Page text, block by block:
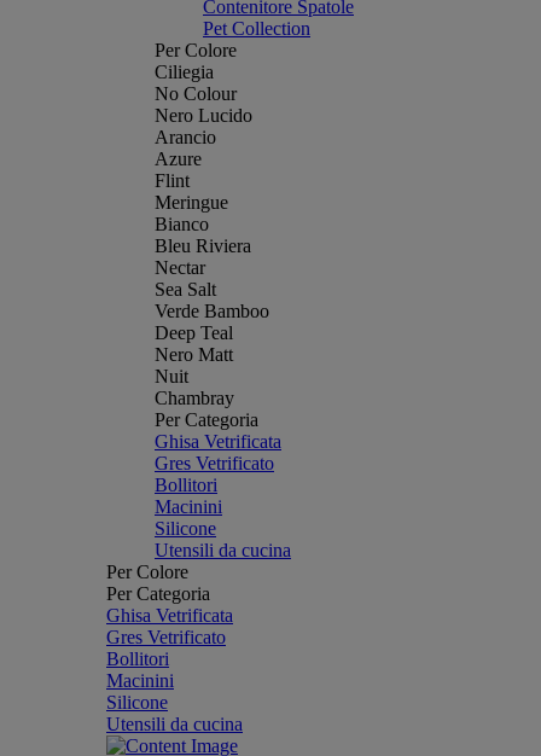
Contenitore Spatole
Pet Collection
Per Colore
Ciliegia
No Colour
Nero Lucido
Arancio
Azure
Flint
Meringue
Bianco
Bleu Riviera
Nectar
Sea Salt
Verde Bamboo
Deep Teal
Nero Matt
Nuit
Chambray
Per Categoria
Ghisa Vetrificata
Gres Vetrificato
Bollitori
Macinini
Silicone
Utensili da cucina
Per Colore
Per Categoria
Ghisa Vetrificata
Gres Vetrificato
Bollitori
Macinini
Silicone
Utensili da cucina